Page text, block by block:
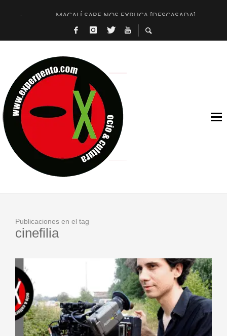
MAGALÍ SARE NOS EXPLICA [DESCASADA]
«NO TENGO PUTOS SUEÑOS»
[LA BOLA NEGRA] DE JAVIER CALVO Y JAVIER AMBROSSI
OSLO OVNIES LLEGAN CORRIENDO A ARANDA
FÉLIX CALVO NOS PRESENTA [LAS PALMERAS] (NOVELA
[EL SER QUERIDO] DE RODRIGO SOROGOYEN
ENTREVISTA A IVÁN HUMANES POR [EL LIBRO ROJO]
ARRABAL, ARRABAL, ARRABAL, ARRABEAUX
Publicaciones en el tag
cinefilia